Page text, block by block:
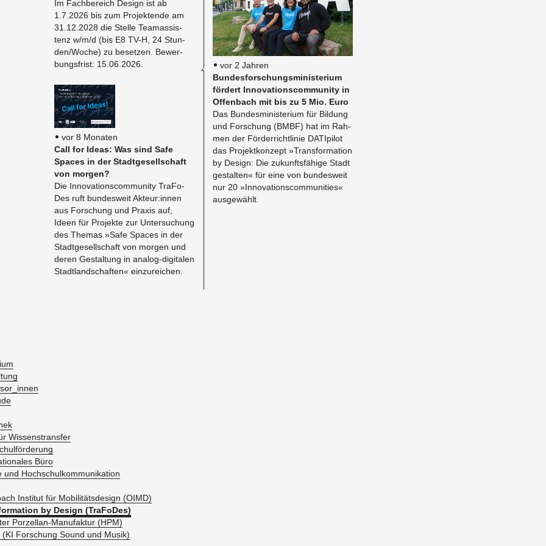
Im Fach­be­reich De­sign ist ab
1.7.2026 bis zum Pro­jek­ten­de am
31.12.2028 die Stel­le Tea­m­as­sis­
tenz w/m/d (bis E8 TV-H, 24 Stun­
den/Woche) zu be­set­zen. Be­wer­
bungs­frist: 15.06.2026.
vor 8 Monaten
Call for Ideas: Was sind Safe
Spaces in der Stadt­ge­sell­schaft
von mor­gen?
Die In­no­va­ti­ons­com­mu­ni­ty Tra­Fo­
Des ruft bun­des­weit Ak­teur:innen
aus For­schung und Pra­xis auf,
Ideen für Pro­jek­te zur Un­ter­su­chung
des The­mas »Safe Spaces in der
Stadt­ge­sell­schaft von mor­gen und
deren Ge­stal­tung in ana­log-di­gi­ta­len
Stadt­land­schaf­ten« ein­zu­rei­chen.
vor 2 Jahren
Bun­des­for­schungs­mi­nis­te­ri­um
för­dert In­no­va­ti­ons­com­mu­ni­ty in
Of­fen­bach mit bis zu 5 Mio. Euro
Das Bun­des­mi­nis­te­ri­um für Bil­dung
und For­schung (BMBF) hat im Rah­
men der För­der­richt­li­nie DA­TI­pi­lot
das Pro­jekt­kon­zept »Trans­for­ma­ti­on
by De­sign: Die zu­kunfts­fä­hi­ge Stadt
ge­stal­ten« für eine von bun­des­weit
nur 20 »In­no­va­ti­ons­com­mu­nities«
aus­ge­wählt.
Wis­sens­trans­fer
Büro
und Hoch­schul­kom­mu­ni­ka­ti­on
In­sti­tut für Mo­bi­li­täts­de­sign (OIMD)
by De­sign (Tra­Fo­Des)
Por­zel­lan-Ma­nu­fak­tur (HPM)
(KI For­schung Sound und Musik)